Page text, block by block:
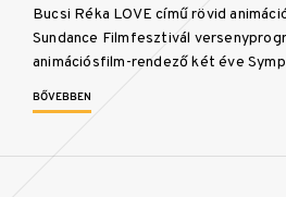
Bucsi Réka LOVE című rövid
Sundance Filmfesztivál
animációsfilm-rendező két éve
BŐVEBBEN